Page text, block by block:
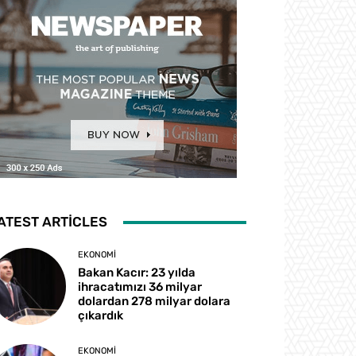
ARTICLES
EKONOMI
Bakan Kacır: 23 yılda
ihracatımızı 36 milyar
dolardan 278 milyar dolara
çıkardık
EKONOMI